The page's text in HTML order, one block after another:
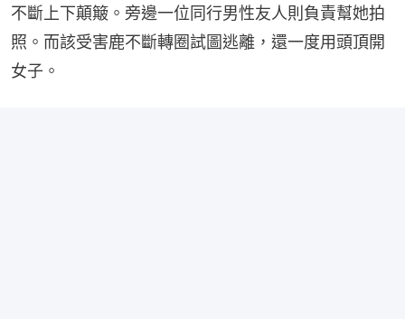
不斷上下顛簸。旁邊一位同行男性友人則負責幫她拍
照。而該受害鹿不斷轉圈試圖逃離，還一度用頭頂開
女子。